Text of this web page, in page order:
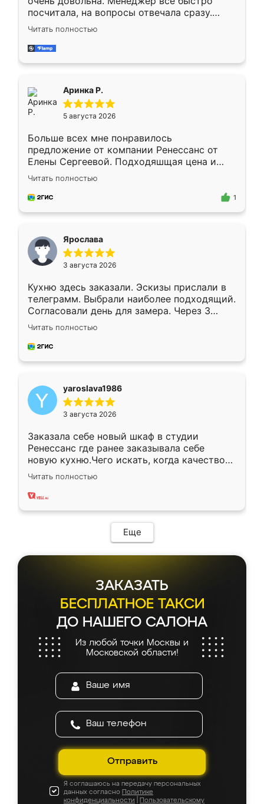
посчитала, на вопросы отвечала сразу.
Замерщик приехал в субботу, подошёл к
делу со всей ответственностью. Собрали
за день, ребята работали аккуратно, даже
Читать полностью
Аринка Р.
5 августа 2026
Больше всех мне понравилось
предложение от компании Ренессанс от
Елены Сергеевой. Подходяшщая цена и
короткие сроки изготовления. Приехавший
для замера сотрудник Владислав
предложил по моему эскизу самый
Читать полностью
1
Ярослава
3 августа 2026
Кухню здесь заказали. Эскизы прислали в
телеграмм. Выбрали наиболее подходящий.
Согласовали день для замера. Через 3
недели кухня была уже готова. Остались
довольны работой. Спасибо Ренессанс
мебель за качественную работу!
Читать полностью
yaroslava1986
3 августа 2026
Заказала себе новый шкаф в студии
Ренессанс где ранее заказывала себе
новую кухню.Чего искать, когда качеством
вполне довольна. Служит кухня уже почти
два года, нареканий нет.
Читать полностью
Еще
ЗАКАЗАТЬ
БЕСПЛАТНОЕ ТАКСИ
ДО НАШЕГО САЛОНА
Из любой точки Москвы и
Московской области!
Отправить
Я соглашаюсь на передачу персональных
данных согласно Политике
конфиденциальности
Пользовательскому